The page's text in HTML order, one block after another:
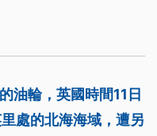
油輪，英國時間11日
處的北海海域，遭另